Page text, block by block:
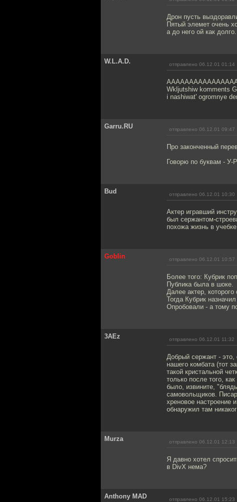
Дрон пусть
Пятый элемет очень
а до него ой как долго.
W.L.A.D. отправлено 06.12.01 01:14
Wkljutshiw komments
i nashiwat' ogromnye
Garru.RU отправлено 06.12.01 09:47
Про законченный
Говорю по буквам - У-
Bud отправлено 06.12.01 10:30
Актер игравший
был сержантом-
похожа жизнь в
Goblin отправлено 06.12.01 10:57
Более того: Кубрик
Публика была в шоке.
Далее актер,
Тогда Кубрик
Опробовали - а тому
3AEz отправлено 06.12.01 11:32
Добрый сержант -
нашего комбата (тот
такой кристальной
только после того,
было, извините,
самовольщиков.
хреновое настроение
обнаружил там
Murza отправлено 06.12.01 12:13
Я давно хотел
в DivX нема?
Anthony MAD отправлено 06.12.01 15:23